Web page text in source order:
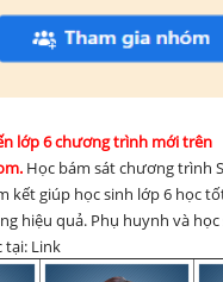
lớp 6 chương trình mới trên
Học bám sát chương trình
kết giúp học sinh lớp 6 học
hiệu quả. Phụ huynh và
tại: Link